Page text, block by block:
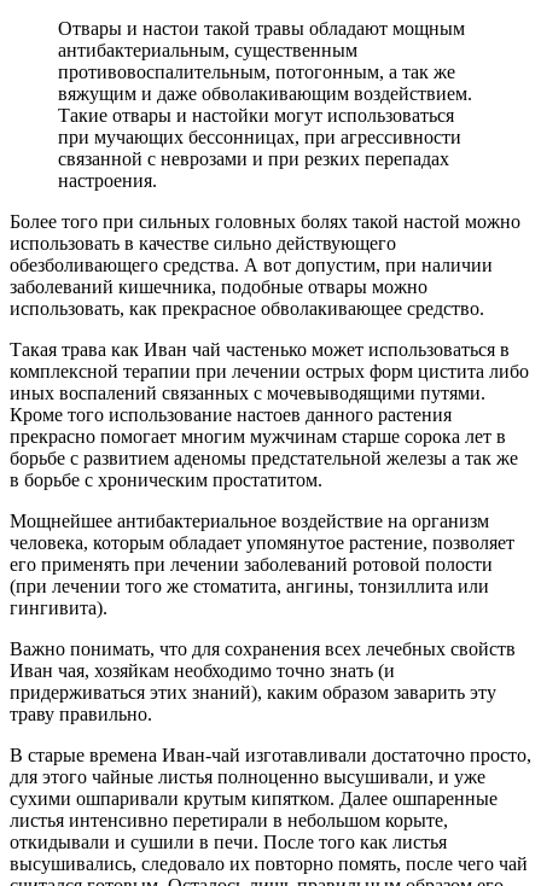
Отвары и настои такой травы обладают мощным
антибактериальным, существенным
противовоспалительным, потогонным, а так же
вяжущим и даже обволакивающим воздействием.
Такие отвары и настойки могут использоваться
при мучающих бессонницах, при агрессивности
связанной с неврозами и при резких перепадах
настроения.
Более того при сильных головных болях такой настой можно
использовать в качестве сильно действующего
обезболивающего средства. А вот допустим, при наличии
заболеваний кишечника, подобные отвары можно
использовать, как прекрасное обволакивающее средство.
Такая трава как Иван чай частенько может использоваться в
комплексной терапии при лечении острых форм цистита либо
иных воспалений связанных с мочевыводящими путями.
Кроме того использование настоев данного растения
прекрасно помогает многим мужчинам старше сорока лет в
борьбе с развитием аденомы предстательной железы а так же
в борьбе с хроническим простатитом.
Мощнейшее антибактериальное воздействие на организм
человека, которым обладает упомянутое растение, позволяет
его применять при лечении заболеваний ротовой полости
(при лечении того же стоматита, ангины, тонзиллита или
гингивита).
Важно понимать, что для сохранения всех лечебных свойств
Иван чая, хозяйкам необходимо точно знать (и
придерживаться этих знаний), каким образом заварить эту
траву правильно.
В старые времена Иван-чай изготавливали достаточно просто,
для этого чайные листья полноценно высушивали, и уже
сухими ошпаривали крутым кипятком. Далее ошпаренные
листья интенсивно перетирали в небольшом корыте,
откидывали и сушили в печи. После того как листья
высушивались, следовало их повторно помять, после чего чай